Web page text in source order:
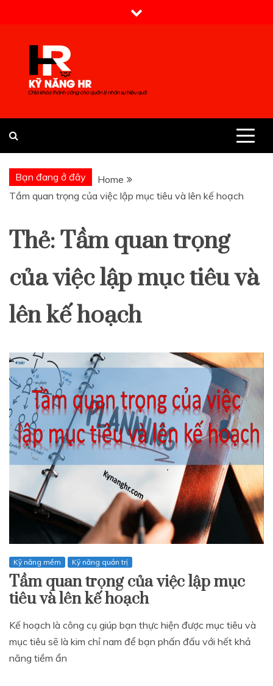
Kỹ Năng HR
Bạn đang ở đây
Home
Tầm quan trọng của việc lập mục tiêu và lên kế hoạch
Thẻ:Tầm quan trọng
của việc lập mục tiêu và
lên kế hoạch
Kỹ năng mềm Kỹ năng quản trị
Tầm quan trọng của việc lập mục
tiêu và lên kế hoạch
Kế hoạch là công cụ giúp bạn thực hiện được mục tiêu và
mục tiêu sẽ là kim chỉ nam để bạn phấn đấu với hết khả
năng tiềm ẩn